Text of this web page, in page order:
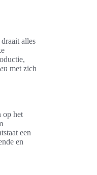
alles
met zich
op het
een
en